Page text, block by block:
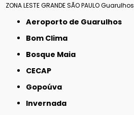
ZONA LESTEGRANDE SÃO PAULOGuarulhos
Aeroporto de Guarulhos
Bom Clima
Bosque Maia
CECAP
Gopoúva
Invernada